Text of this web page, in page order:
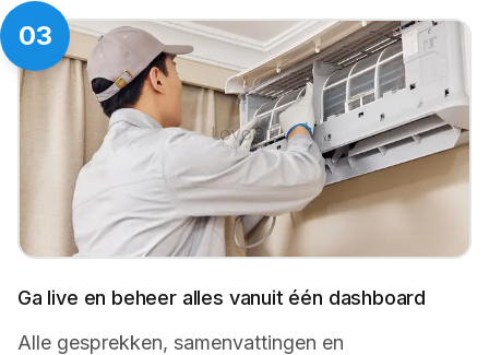
03
Ga live en beheer alles vanuit één dashboard
Alle gesprekken, samenvattingen en